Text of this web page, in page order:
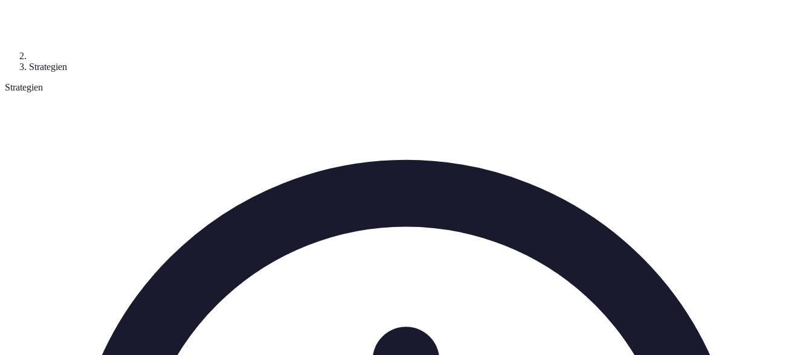
Strategien
Strategien